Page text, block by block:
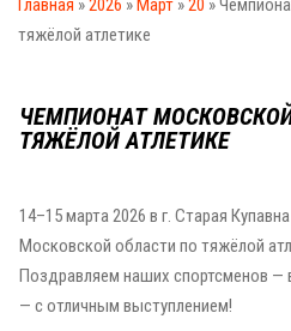
Главная »2026 »Март »20 »
тяжёлой атлетике
ЧЕМПИОНАТ
ТЯЖЁЛОЙ АТЛЕТИКЕ
14–15 марта 2026 в г. Старая
Московской области по тяжёлой
Поздравляем наших спортсменов —
— с отличным выступлением!